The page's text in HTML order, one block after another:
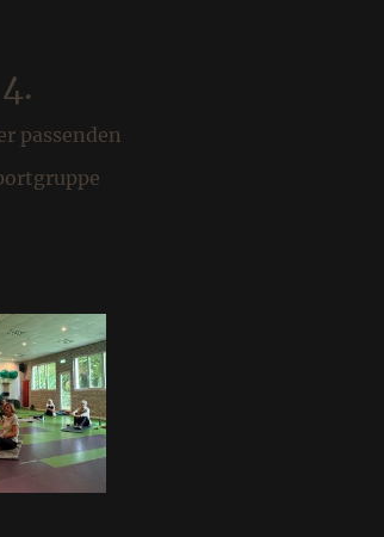
4.
passenden